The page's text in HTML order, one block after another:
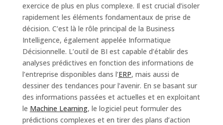
exercice de plus en plus complexe. Il est crucial d’isoler
rapidement les éléments fondamentaux de prise de
décision. C’est là le rôle principal de la Business
Intelligence, également appelée Informatique
Décisionnelle. L’outil de BI est capable d’établir des
analyses prédictives en fonction des informations de
l’entreprise disponibles dans l’ERP, mais aussi de
dessiner des tendances pour l’avenir. En se basant sur
des informations passées et actuelles et en exploitant
le Machine Learning, le logiciel peut formuler des
prédictions complexes et en tirer des plans d’action